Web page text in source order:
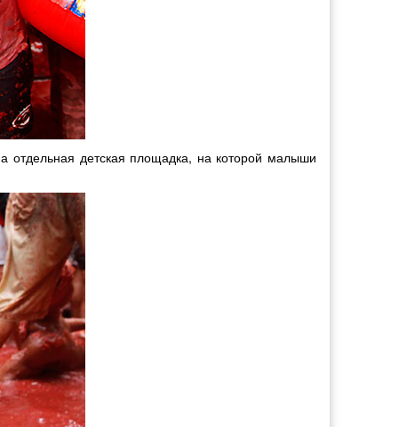
отдельная детская площадка, на которой малыши